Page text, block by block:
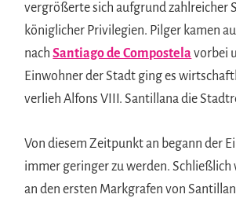
vergrößerte sich aufgrund zahlreicher
königlicher Privilegien. Pilger kamen
nachSantiago de Compostelavorbei
Einwohner der Stadt ging es
verlieh Alfons VIII. Santillana die
Von diesem Zeitpunkt an begann der
immer geringer zu werden. Schließlich
an den ersten Markgrafen von